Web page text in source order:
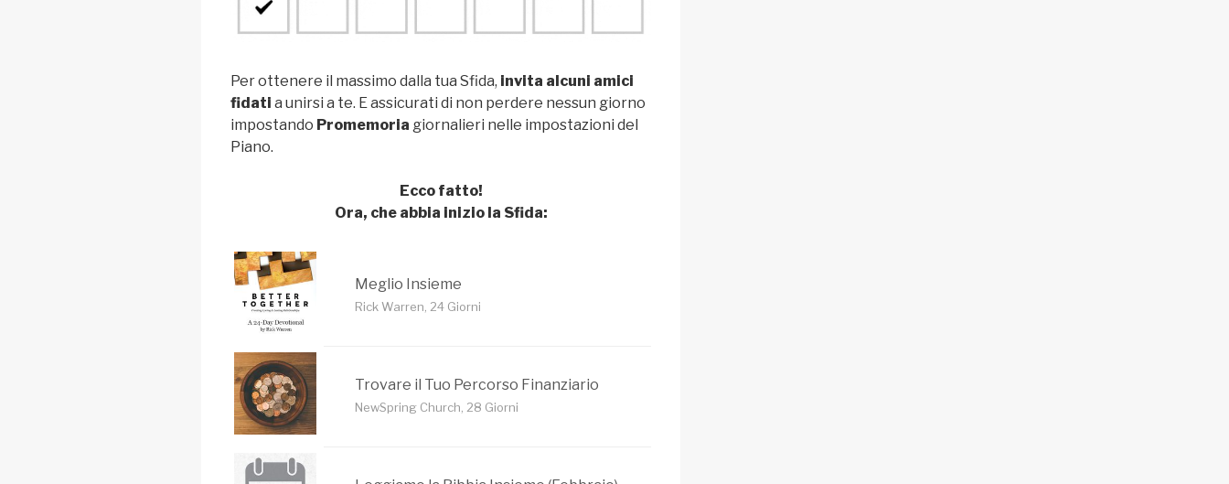
Per ottenere il massimo dalla tua Sfida, invita alcuni amici
fidati a unirsi a te. E assicurati di non perdere nessun giorno
impostando Promemoria giornalieri nelle impostazioni del
Piano.
Ecco fatto!
Ora, che abbia inizio la Sfida:
Meglio Insieme
Rick Warren, 24 Giorni
Trovare il Tuo Percorso Finanziario
NewSpring Church, 28 Giorni